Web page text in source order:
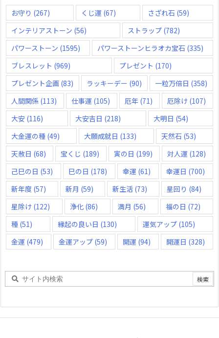
お守り (267) くじ運 (67) さざれ石 (59)
インテリアストーン (56) ストラップ(782)
パワーストーン (1595) パワーストーンヒラオカ宝石 (335)
ブレスレット (969) プレゼント (170)
プレゼント企画 (83) ラッキーデー (90) 一粒万倍日 (358)
人間関係 (113) 仕事運 (105) 厄年 (71) 厄除け (107)
大安 (116) 大安吉日 (218) 大明日 (54)
大金運の種 (49) 大願成就日 (133) 天然石 (53)
天赦日 (68) 宝くじ (189) 寅の日 (199) 対人運 (128)
己巳の日 (53) 巳の日 (178) 幸運 (61) 幸運日 (700)
新年度 (57) 新月 (59) 新生活 (73) 星回り (84)
星除け (122) 浄化 (86) 満月 (56) 福の日 (72)
種 (51) 縁起の良い日 (130) 運気アップ(105)
金運 (479) 金運アップ (59) 開運 (94) 開運日 (328)